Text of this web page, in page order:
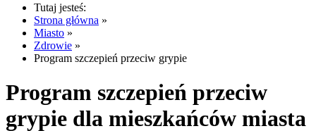
Tutaj jesteś:
Strona główna »
Miasto »
Zdrowie »
Program szczepień przeciw grypie
Program szczepień przeciw
grypie dla mieszkańców miasta